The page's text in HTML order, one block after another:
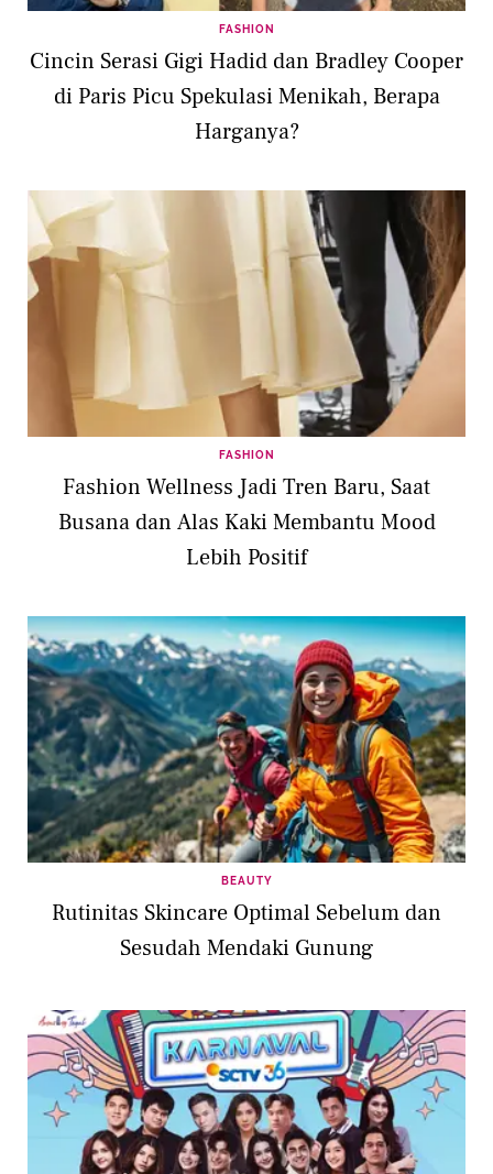
FASHION
Cincin Serasi Gigi Hadid dan Bradley Cooper
di Paris Picu Spekulasi Menikah, Berapa
Harganya?
FASHION
Fashion Wellness Jadi Tren Baru, Saat
Busana dan Alas Kaki Membantu Mood
Lebih Positif
BEAUTY
Rutinitas Skincare Optimal Sebelum dan
Sesudah Mendaki Gunung